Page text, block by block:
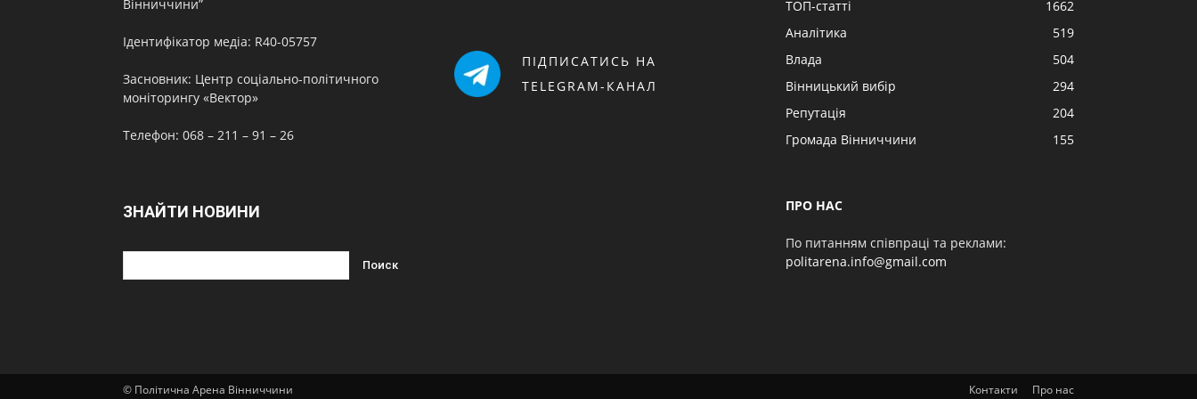
Вінниччини”
Ідентифікатор медіа: R40-05757
Засновник: Центр соціально-політичного
моніторингу «Вектор»
Телефон: 068 – 211 – 91 – 26
ЗНАЙТИ НОВИНИ
ПІДПИСАТИСЬ НА
TELEGRAM-КАНАЛ
ТОП-статті
1662
Аналітика
519
Влада
504
Вінницький вибір
294
Репутація
204
Громада Вінниччини
155
ПРО НАС
По питанням співпраці та реклами:
politarena.info@gmail.com
Контакти Про нас
© Політична Арена Вінниччини